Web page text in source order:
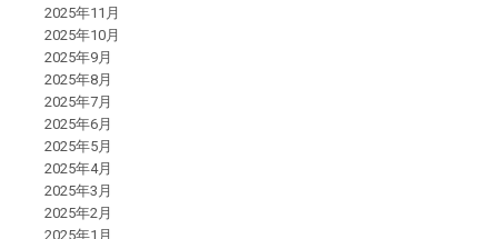
2025年11月
2025年10月
2025年9月
2025年8月
2025年7月
2025年6月
2025年5月
2025年4月
2025年3月
2025年2月
2025年1月